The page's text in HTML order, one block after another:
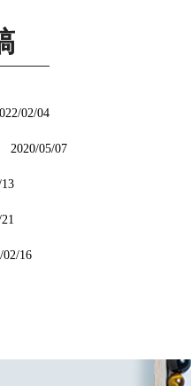
02/04
2020/05/07
02/16